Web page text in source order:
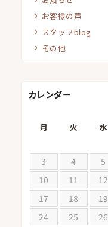
お客様の声
スタッフblog
その他
カレンダー
月 火 水
3
4 5
10
11 12
17
18 19
24
25 26